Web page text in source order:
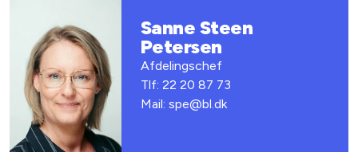
Sanne Steen
Petersen
Afdelingschef
Tlf: 22 20 87 73
Mail: spe@bl.dk